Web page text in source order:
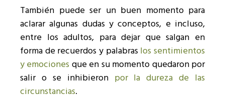
También puede ser un buen momento para
aclarar algunas dudas y conceptos, e incluso,
entre los adultos, para dejar que salgan en
forma de recuerdos y palabraslos sentimientos
y emociones que en su momento quedaron por
salir o se inhibieron por la dureza de las
circunstancias.